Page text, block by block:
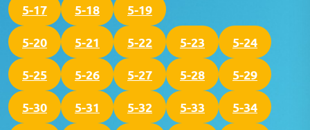
5-17 5-18 5-19
5-20 5-21 5-22 5-23 5-24
5-25 5-26 5-27 5-28 5-29
5-30 5-31 5-32 5-33 5-34